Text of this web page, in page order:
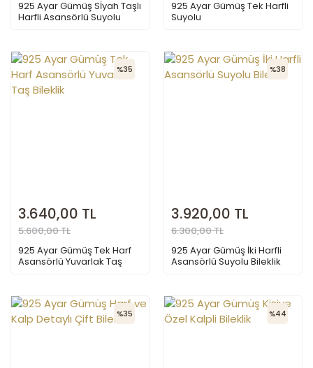
925 Ayar Gümüş Sİyah Taşlı
Harfli Asansörlü Suyolu
925 Ayar Gümüş Tek Harfli
Suyolu
%35
3.640,00 TL
5.600,00 TL
925 Ayar Gümüş Tek Harf
Asansörlü Yuvarlak Taş
%38
3.920,00 TL
6.300,00 TL
925 Ayar Gümüş İki Harfli
Asansörlü Suyolu Bileklik
%35 %44